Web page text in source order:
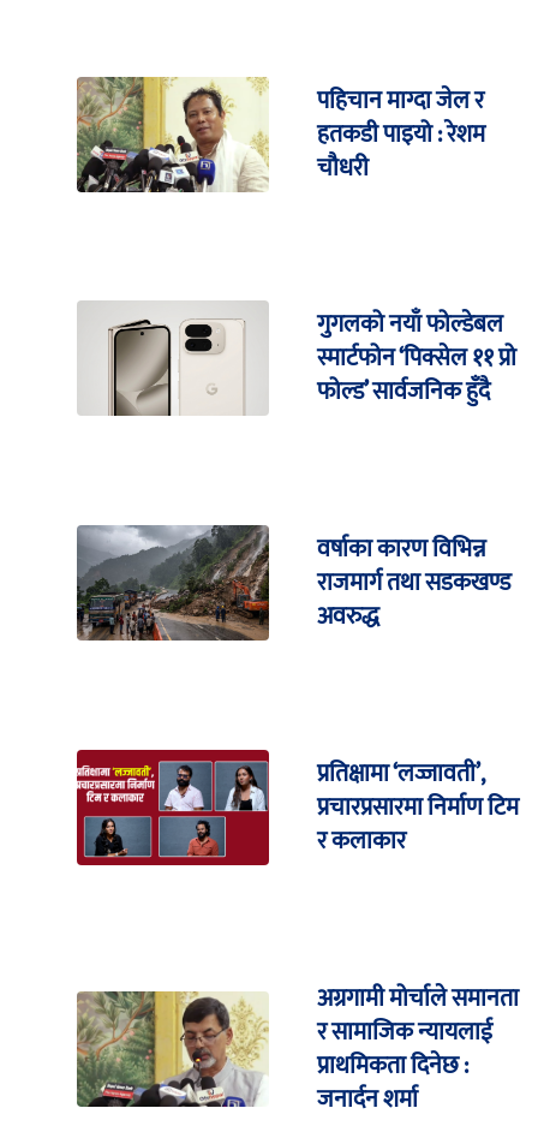
पहिचान माग्दा जेल र
हतकडी पाइयो : रेशम
चौधरी
गुगलको नयाँ फोल्डेबल
स्मार्टफोन ‘पिक्सेल ११ प्रो
फोल्ड’ सार्वजनिक हुँदै
वर्षाका कारण विभिन्न
राजमार्ग तथा सडकखण्ड
अवरुद्ध
प्रतिक्षामा ‘लज्जावती’,
प्रचारप्रसारमा निर्माण टिम
र कलाकार
अग्रगामी मोर्चाले समानता
र सामाजिक न्यायलाई
प्राथमिकता दिनेछ :
जनार्दन शर्मा